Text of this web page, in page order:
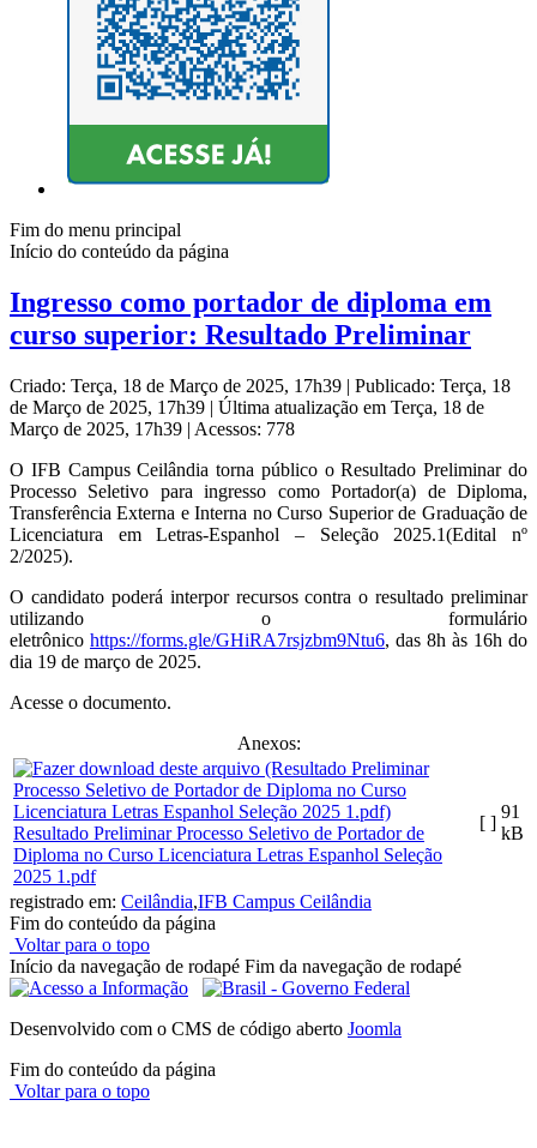
Fim do menu principal
Início do conteúdo da página
Ingresso como portador de diploma em
curso superior: Resultado Preliminar
Criado: Terça, 18 de Março de 2025, 17h39 | Publicado: Terça, 18
de Março de 2025, 17h39 | Última atualização em Terça, 18 de
Março de 2025, 17h39 | Acessos: 778
O IFB Campus Ceilândia torna público o Resultado Preliminar do
Processo Seletivo para ingresso como Portador(a) de Diploma,
Transferência Externa e Interna no Curso Superior de Graduação de
Licenciatura em Letras-Espanhol – Seleção 2025.1(Edital nº
2/2025).
O candidato poderá interpor recursos contra o resultado preliminar
utilizando o formulário
eletrônico https://forms.gle/GHiRA7rsjzbm9Ntu6, das 8h às 16h do
dia 19 de março de 2025.
Acesse o documento.
Anexos:
Resultado Preliminar Processo Seletivo de Portador de
Diploma no Curso Licenciatura Letras Espanhol Seleção
2025 1.pdf
[ ]
91
kB
registrado em: Ceilândia,IFB Campus Ceilândia
Fim do conteúdo da página
Voltar para o topo
Início da navegação de rodapé Fim da navegação de rodapé
Desenvolvido com o CMS de código aberto Joomla
Fim do conteúdo da página
Voltar para o topo